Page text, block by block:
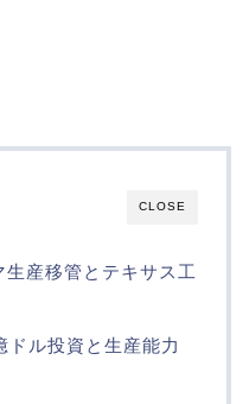
CLOSE
生産移管とテキサス工
ドル投資と生産能力